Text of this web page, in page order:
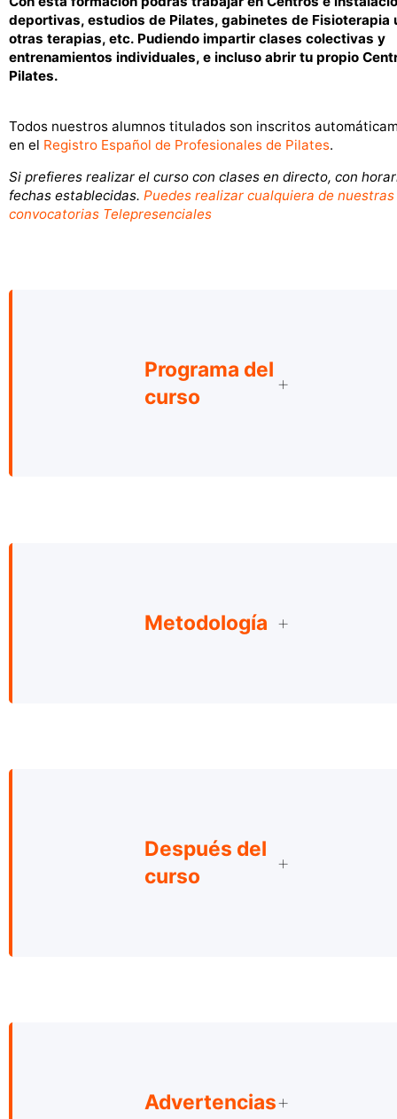
deportivas, estudios de Pilates, gabinetes de Fisioterapia
otras terapias, etc. Pudiendo impartir clases colectivas y
entrenamientos individuales, e incluso abrir tu propio
Pilates.
Todos nuestros alumnos titulados son inscritos
en el Registro Español de Profesionales de Pilates.
Si prefieres realizar el curso con clases en directo, con
fechas establecidas. Puedes realizar cualquiera de nuestras
convocatorias Telepresenciales
Programa del
curso
Metodología
Después del
curso
Advertencias